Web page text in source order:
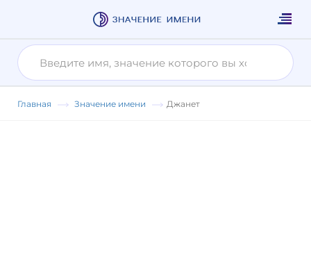
Главная Значение имени Джанет